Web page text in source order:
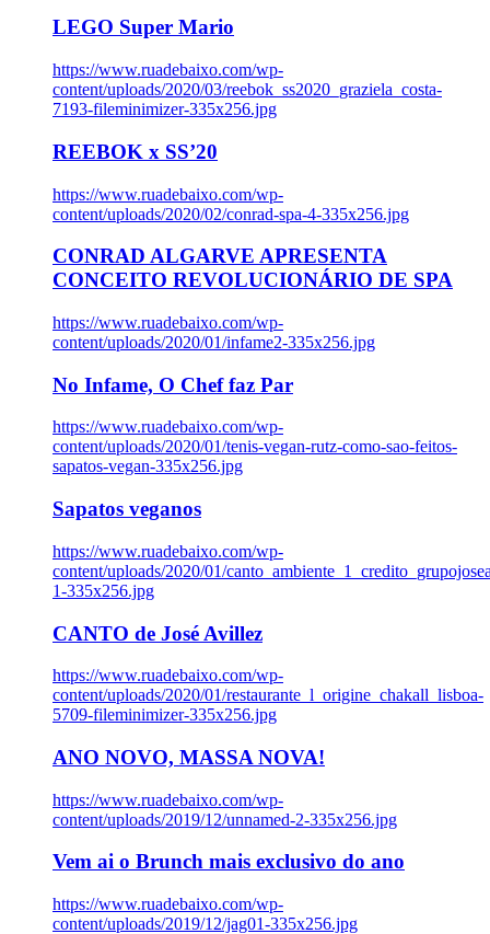
LEGO Super Mario
https://www.ruadebaixo.com/wp-
content/uploads/2020/03/reebok_ss2020_graziela_costa-
7193-fileminimizer-335x256.jpg
REEBOK x SS’20
https://www.ruadebaixo.com/wp-
content/uploads/2020/02/conrad-spa-4-335x256.jpg
CONRAD ALGARVE APRESENTA
CONCEITO REVOLUCIONÁRIO DE SPA
https://www.ruadebaixo.com/wp-
content/uploads/2020/01/infame2-335x256.jpg
No Infame, O Chef faz Par
https://www.ruadebaixo.com/wp-
content/uploads/2020/01/tenis-vegan-rutz-como-sao-feitos-
sapatos-vegan-335x256.jpg
Sapatos veganos
https://www.ruadebaixo.com/wp-
content/uploads/2020/01/
1-335x256.jpg
CANTO de José Avillez
https://www.ruadebaixo.com/wp-
content/uploads/2020/01/restaurante_l_origine_chakall_lisboa-
5709-fileminimizer-335x256.jpg
ANO NOVO, MASSA NOVA!
https://www.ruadebaixo.com/wp-
content/uploads/2019/12/unnamed-2-335x256.jpg
Vem ai o Brunch mais exclusivo do ano
https://www.ruadebaixo.com/wp-
content/uploads/2019/12/jag01-335x256.jpg